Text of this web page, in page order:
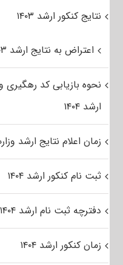
نتایج کنکور ارشد ۱۴۰۳
اعتراض به نتایج ارشد ۱۴۰۳
نحوه بازیابی کد رهگیری
ارشد ۱۴۰۴
زمان اعلام نتایج ارشد
ثبت نام کنکور ارشد ۱۴۰۴
دفترچه ثبت نام ارشد ۱۴۰۴
زمان کنکور ارشد ۱۴۰۴